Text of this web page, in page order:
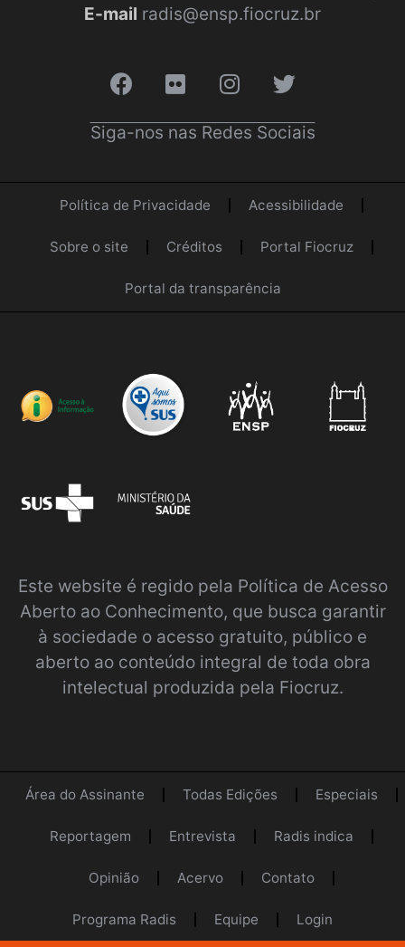
E-mail radis@ensp.fiocruz.br
Siga-nos nas Redes Sociais
Política de Privacidade Acessibilidade
Sobre o site Créditos Portal Fiocruz
Portal da transparência
Este website é regido pela Política de Acesso
Aberto ao Conhecimento, que busca garantir
à sociedade o acesso gratuito, público e
aberto ao conteúdo integral de toda obra
intelectual produzida pela Fiocruz.
Área do Assinante Todas Edições Especiais
Reportagem Entrevista Radis indica
Opinião Acervo Contato
Programa Radis Equipe Login